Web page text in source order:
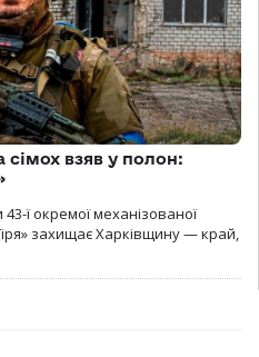
сімох взяв у полон:
ї окремої механізованої
захищає Харківщину — край,